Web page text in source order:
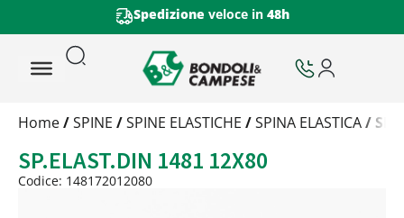
Spedizione veloce in 48h
Trattamento
Peso
Quantità
Home/SPINE /SPINE ELASTICHE /SPINA ELASTICA/
SP.ELAST.DIN 1481 12X80
Codice: 148172012080